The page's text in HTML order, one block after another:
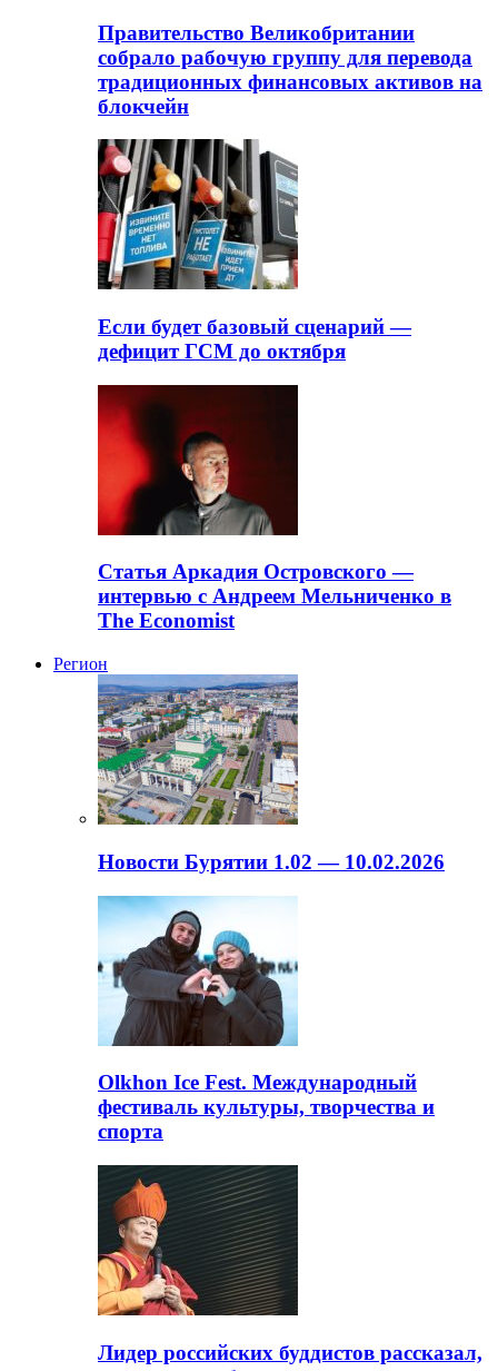
Правительство Великобритании
собрало рабочую группу для перевода
традиционных финансовых активов на
блокчейн
Если будет базовый сценарий —
дефицит ГСМ до октября
Статья Аркадия Островского —
интервью с Андреем Мельниченко в
The Economist
Регион
Новости Бурятии 1.02 — 10.02.2026
Olkhon Ice Fest. Международный
фестиваль культуры, творчества и
спорта
Лидер российских буддистов рассказал,